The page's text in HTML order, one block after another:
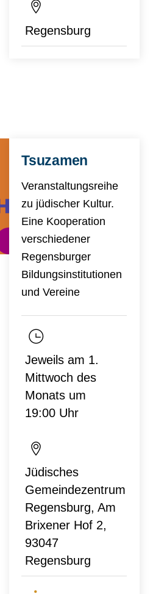
Regensburg
Tsuzamen
Veranstaltungsreihe
zu jüdischer Kultur.
Eine Kooperation
verschiedener
Regensburger
Bildungsinstitutionen
und Vereine
Jeweils am 1.
Mittwoch des
Monats um
19:00 Uhr
Jüdisches
Gemeindezentrum
Regensburg, Am
Brixener Hof 2,
93047
Regensburg